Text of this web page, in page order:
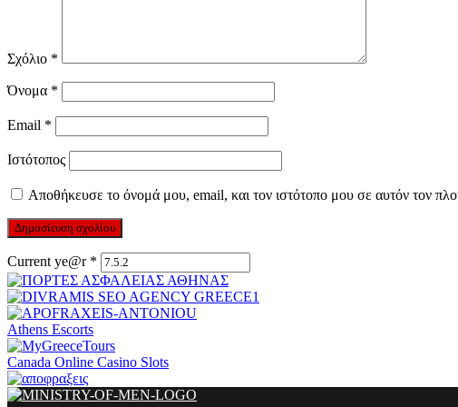
Σχόλιο *
Όνομα *
Email *
Ιστότοπος
Αποθήκευσε το όνομά μου, email, και τον ιστότοπο μου σε αυτόν τον
Current ye@r *
Athens Escorts
Canada Online Casino Slots